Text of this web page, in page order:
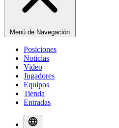
Menú de Navegación
Posiciones
Noticias
Video
Jugadores
Equipos
Tienda
Entradas